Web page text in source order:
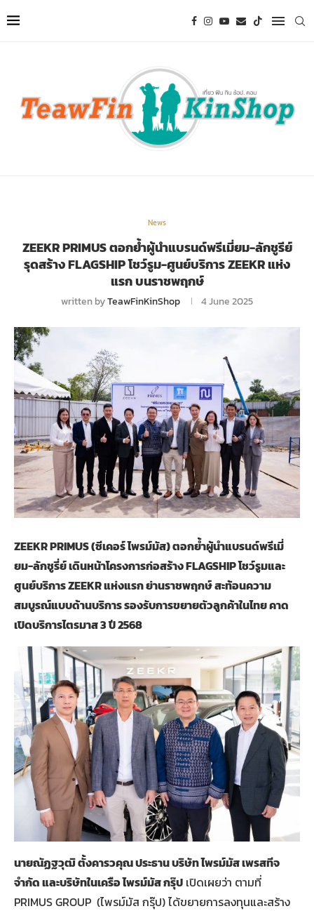
News
ZEEKR PRIMUS ตอกย้ำผู้นำแบรนด์พรีเมี่ยม-ลักชูรีย์
รุดสร้าง FLAGSHIP โชว์รูม-ศูนย์บริการ ZEEKR แห่ง
แรก บนราชพฤกษ์
written byTeawFinKinShop 4 June 2025
ZEEKR PRIMUS (ซีเคอร์ ไพรม์มัส) ตอกย้ำผู้นำแบรนด์พรีเมี่
ยม-ลักชูรี่ย์ เดินหน้าโครงการก่อสร้าง FLAGSHIP โชว์รูมและ
ศูนย์บริการ ZEEKR แห่งแรก ย่านราชพฤกษ์ สะท้อนความ
สมบูรณ์แบบด้านบริการ รองรับการขยายตัวลูกค้าในไทย คาด
เปิดบริการไตรมาส 3 ปี 2568
นายณัฏฐวุฒิ ตั้งคารวคุณ ประธาน บริษัท ไพรม์มัส เพรสทีจ
จำกัด และบริษัทในเครือ ไพรม์มัส กรุ๊ป เปิดเผยว่า ตามที่
PRIMUS GROUP (ไพรม์มัส กรุ๊ป) ได้ขยายการลงทุนและสร้าง